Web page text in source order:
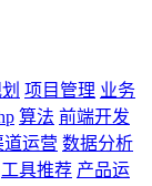
项目管理 业务
算法 前端开发
道运营 数据分析
工具推荐 产品运